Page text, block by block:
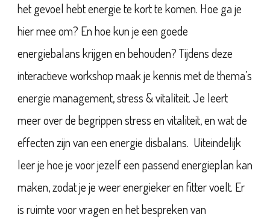
het gevoel hebt energie te kort te komen. Hoe ga je
hier mee om? En hoe kun je een goede
energiebalans krijgen en behouden? Tijdens deze
interactieve workshop maak je kennis met de thema’s
energie management, stress & vitaliteit. Je leert
meer over de begrippen stress en vitaliteit, en wat de
effecten zijn van een energie disbalans. Uiteindelijk
leer je hoe je voor jezelf een passend energieplan kan
maken, zodat je je weer energieker en fitter voelt. Er
is ruimte voor vragen en het bespreken van